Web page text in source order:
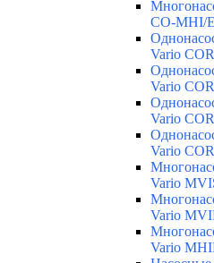
CO-MHI/
Vario
Vario
Vario
Vario
Vario
Vario
Vario